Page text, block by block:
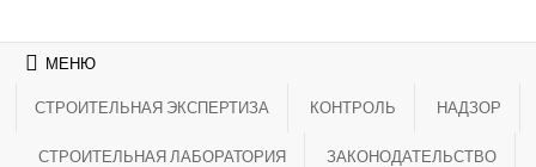
МЕНЮ
СТРОИТЕЛЬНАЯ ЭКСПЕРТИЗА КОНТРОЛЬ НАДЗОР
СТРОИТЕЛЬНАЯ ЛАБОРАТОРИЯ ЗАКОНОДАТЕЛЬСТВО